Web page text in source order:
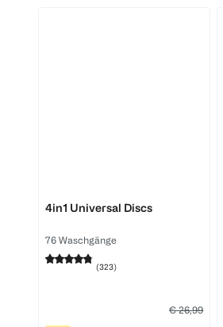
4in1 Universal Discs
76 Waschgänge
(323)
€ 26,99